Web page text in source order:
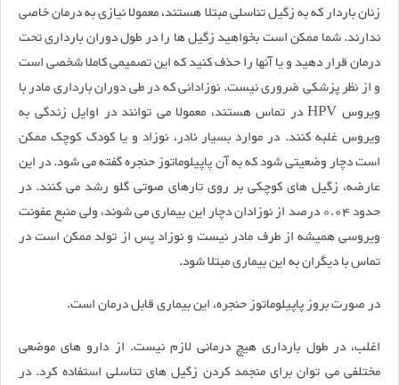
زنان باردار که به زگیل تناسلی مبتلا هستند، معمولا نیازی به درمان خاصی
ندارند. شما ممکن است بخواهید زگیل ها را در طول دوران بارداری تحت
درمان قرار دهید و یا آنها را حذف کنید که این تصمیمى کاملا شخصی است
و از نظر پزشکی ضروری نیست. نوزادانی که در طى دوران بارداری مادر با
ویروس HPV در تماس هستند، معمولا مى توانند در اوایل زندگى به
ویروس غلبه کنند. در موارد بسیار نادر، نوزاد و یا کودک کوچک ممکن
است دچار وضعیتی شود که به آن پاپیلوماتوز حنجره گفته مى شود. در این
عارضه، زگیل های کوچکى بر روی تارهای صوتی گلو رشد می کنند. در
حدود ٠.٠۴ درصد از نوزادان دچار این بیماری مى شوند، ولى منبع عفونت
ویروسی همیشه از طرف مادر نیست و نوزاد پس از تولد ممکن است در
تماس با دیگران به این بیمارى مبتلا شود.
در صورت بروز پاپیلوماتوز حنجره، این بیمارى قابل درمان است.
اغلب، در طول بارداری هیچ درمانى لازم نیست. از دارو هاى موضعی
مختلفى می توان براى منجمد کردن زگیل هاى تناسلی استفاده کرد. در